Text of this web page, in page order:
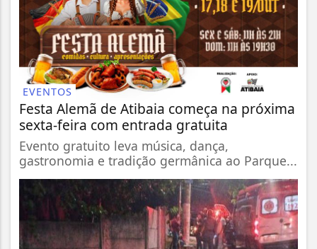
EVENTOS
Festa Alemã de Atibaia começa na próxima
sexta-feira com entrada gratuita
Evento gratuito leva música, dança,
gastronomia e tradição germânica ao Parque...